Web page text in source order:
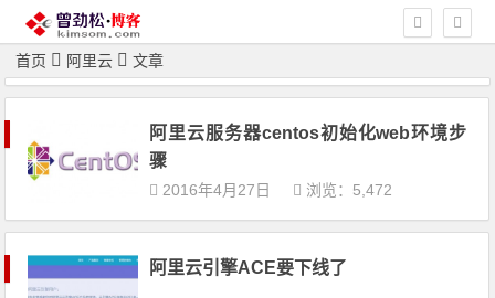
首页 阿里云 文章
阿里云服务器centos初始化web环境步
骤
2016年4月27日 浏览：5,472
阿里云引擎ACE要下线了